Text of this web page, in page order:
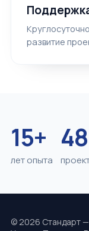
развитие
15+
лет опыта
© 2026 Стандарт